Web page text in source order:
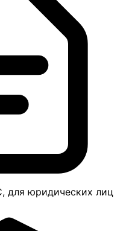
для юридических лиц